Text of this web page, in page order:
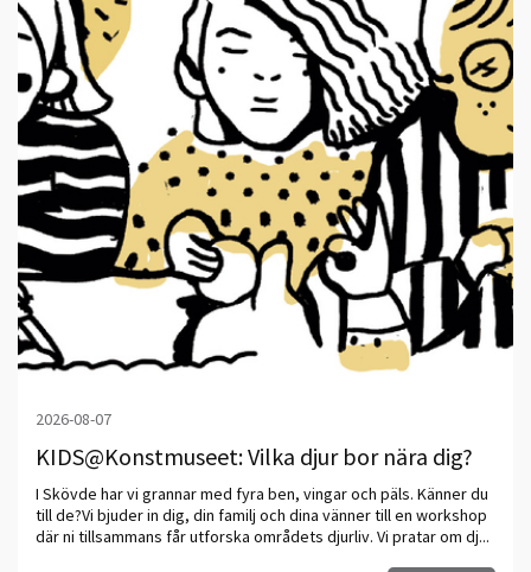
2026-08-07
KIDS@Konstmuseet: Vilka djur bor nära dig?
I Skövde har vi grannar med fyra ben, vingar och päls. Känner du
till de?Vi bjuder in dig, din familj och dina vänner till en workshop
där ni tillsammans får utforska områdets djurliv. Vi pratar om dj...